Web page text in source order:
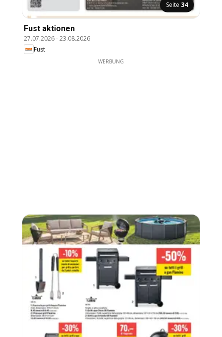
Seite 34
Fust aktionen
27.07.2026-23.08.2026
Fust
WERBUNG